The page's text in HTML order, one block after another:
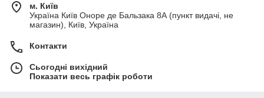
м. Київ
Україна Київ Оноре де Бальзака 8А (пункт видачі, не
магазин), Київ, Україна
Контакти
Сьогодні вихідний
Показати весь графік роботи